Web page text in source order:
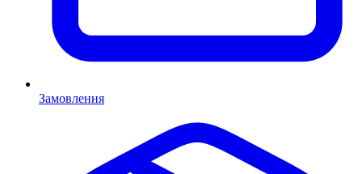
Замовлення